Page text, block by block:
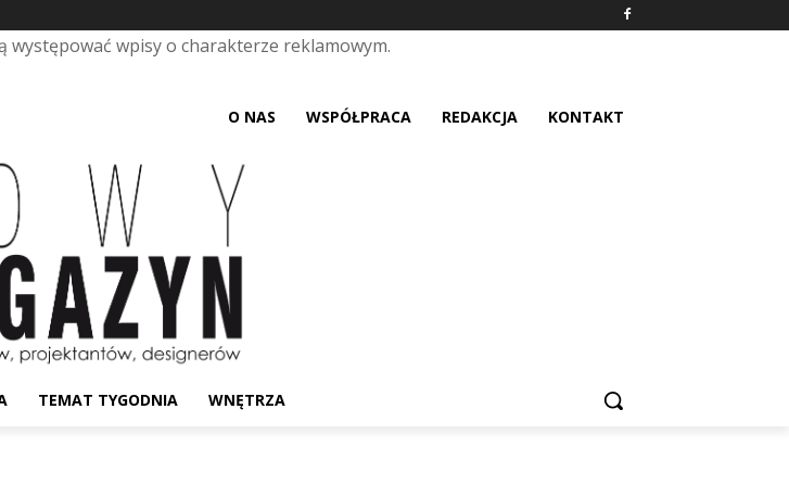
występować wpisy o charakterze reklamowym.
O NAS WSPÓŁPRACA REDAKCJA KONTAKT
TEMAT TYGODNIA WNĘTRZA